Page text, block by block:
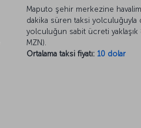
Maputo şehir merkezine
dakika süren taksi yolculuğuyla
yolculuğun sabit ücreti
MZN).
Ortalama taksi fiyatı: 10 dolar